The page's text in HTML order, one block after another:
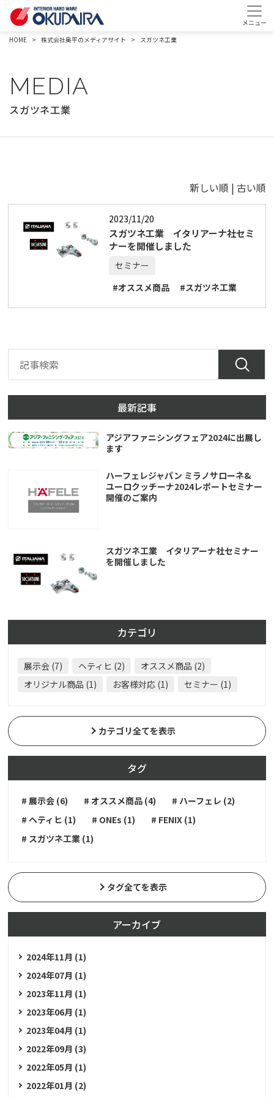
HOME 株式会社奥平のメディアサイト スガツネ工業
MEDIA
スガツネ工業
新しい順 | 古い順
2023/11/20
スガツネ工業 イタリアーナ社セミ
ナーを開催しました
セミナー
#オススメ商品
#スガツネ工業
最新記事
アジアファニシングフェア2024に出展し
ます
ハーフェレジャパン ミラノサローネ&
ユーロクッチーナ2024レポートセミナー
開催のご案内
スガツネ工業 イタリアーナ社セミナー
を開催しました
カテゴリ
展示会 (7) ヘティヒ (2)
オススメ商品 (2)
オリジナル商品 (1)
お客様対応 (1) セミナー (1)
カテゴリ全てを表示
タグ
# 展示会 (6) # オススメ商品 (4)
# ハーフェレ (2)
# ヘティヒ (1)
# ONEs (1)
# FENIX (1)
# スガツネ工業 (1)
タグ全てを表示
アーカイブ
2024年11月 (1)
2024年07月 (1)
2023年11月 (1)
2023年06月 (1)
2023年04月 (1)
2022年09月 (3)
2022年05月 (1)
2022年01月 (2)